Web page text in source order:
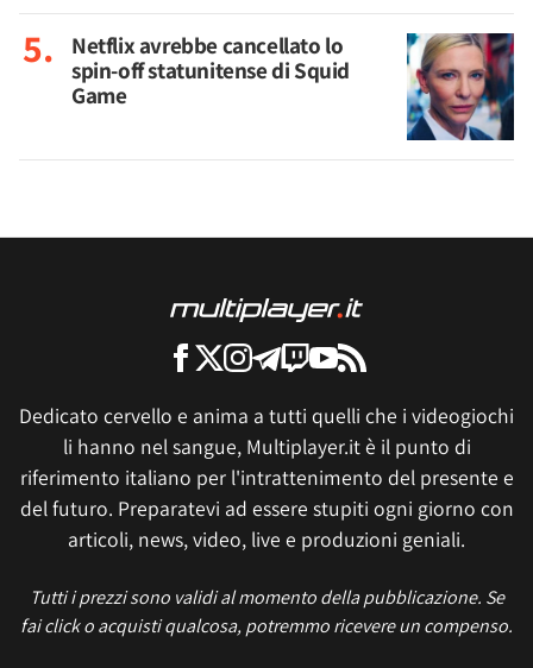
Netflix avrebbe cancellato lo
spin-off statunitense di Squid
Game
Dedicato cervello e anima a tutti quelli che i videogiochi
li hanno nel sangue, Multiplayer.it è il punto di
riferimento italiano per l'intrattenimento del presente e
del futuro. Preparatevi ad essere stupiti ogni giorno con
articoli, news, video, live e produzioni geniali.
Tutti i prezzi sono validi al momento della pubblicazione. Se
fai click o acquisti qualcosa, potremmo ricevere un compenso.